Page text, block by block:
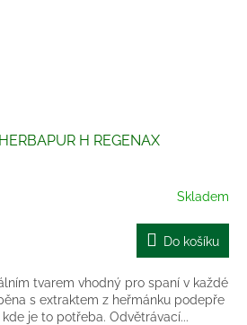
H REGENAX
Skladem
Do košíku
tvarem vhodný pro spaní v každé
s extraktem z heřmánku podepře
je to potřeba. Odvětrávací...